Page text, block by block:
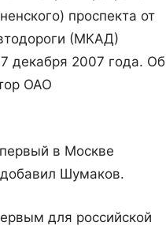
проспекта от
(МКАД)
декабря 2007 года. Об
ОАО
в Москве
Шумаков.
для российской